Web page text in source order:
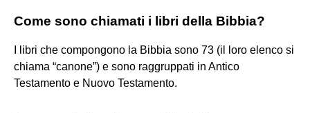
Come sono chiamati i libri della Bibbia?
I libri che compongono la Bibbia sono 73 (il loro elenco si
chiama “canone”) e sono raggruppati in Antico
Testamento e Nuovo Testamento.